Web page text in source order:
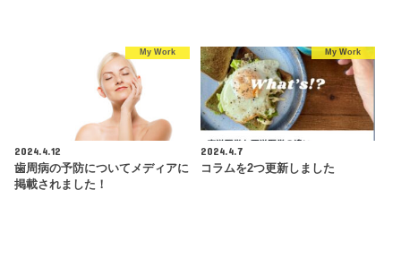
My Work
2024.4.12
歯周病の予防についてメディアに
掲載されました！
My Work
2024.4.7
コラムを2つ更新しました